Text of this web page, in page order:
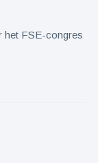
het FSE-congres